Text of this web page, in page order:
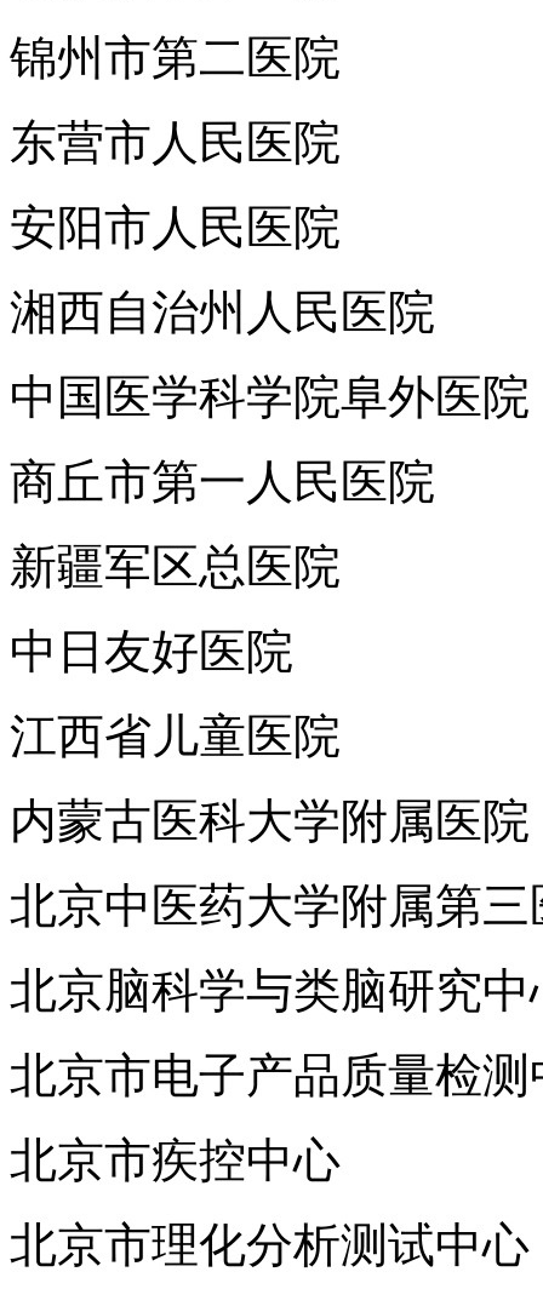
锦州市第二医院
东营市人民医院
安阳市人民医院
湘西自治州人民医院
中国医学科学院阜外医院
商丘市第一人民医院
新疆军区总医院
中日友好医院
江西省儿童医院
内蒙古医科大学附属医院
北京中医药大学附属第三
北京脑科学与类脑研究中
北京市电子产品质量检测
北京市疾控中心
北京市理化分析测试中心